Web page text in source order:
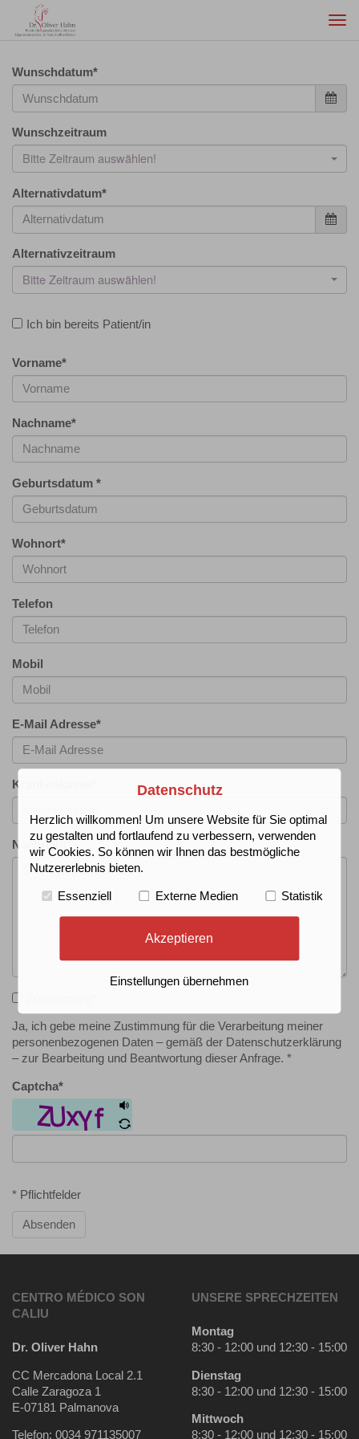
Wunschdatum*
Wunschzeitraum
Bitte Zeitraum auswählen!
Alternativdatum*
Alternativzeitraum
Bitte Zeitraum auswählen!
Ich bin bereits Patient/in
Vorname*
Nachname*
Geburtsdatum *
Wohnort*
Telefon
Mobil
E-Mail Adresse*
Krankenkasse
Nachricht *
Ja, ich gebe meine Zustimmung für die Verarbeitung meiner
personenbezogenen Daten – gemäß der Datenschutzerklärung
– zur Bearbeitung und Beantwortung dieser Anfrage. *
Captcha*
* Pflichtfelder
Absenden
CENTRO MÉDICO SON
CALIU
Dr. Oliver Hahn
CC Mercadona Local 2.1
Calle Zaragoza 1
E-07181 Palmanova
Telefon: 0034 971135007
UNSERE SPRECHZEITEN
Montag
8:30 - 12:00 und 12:30 - 15:00
Dienstag
8:30 - 12:00 und 12:30 - 15:00
Mittwoch
8:30 - 12:00 und 12:30 - 15:00
Datenschutz
Herzlich willkommen! Um unsere Website für Sie optimal
zu gestalten und fortlaufend zu verbessern, verwenden
wir Cookies. So können wir Ihnen das bestmögliche
Nutzererlebnis bieten.
Essenziell Externe Medien Statistik
Akzeptieren
Einstellungen übernehmen